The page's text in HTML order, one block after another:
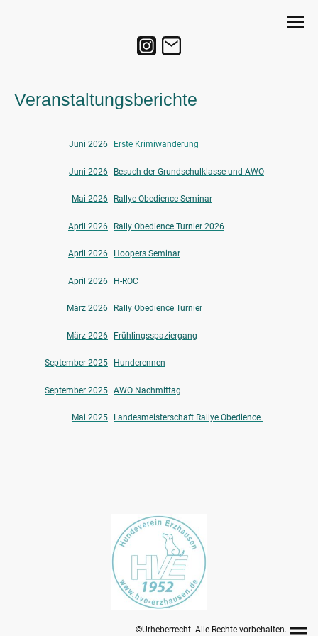
Veranstaltungsberichte
Juni 2026 Erste Krimiwanderung
Juni 2026 Besuch der Grundschulklasse und AWO
Mai 2026 Rallye Obedience Seminar
April 2026 Rally Obedience Turnier 2026
April 2026 Hoopers Seminar
April 2026 H-ROC
März 2026 Rally Obedience Turnier
März 2026 Frühlingsspaziergang
September 2025 Hunderennen
September 2025 AWO Nachmittag
Mai 2025 Landesmeisterschaft Rallye Obedience
©Urheberrecht. Alle Rechte vorbehalten.